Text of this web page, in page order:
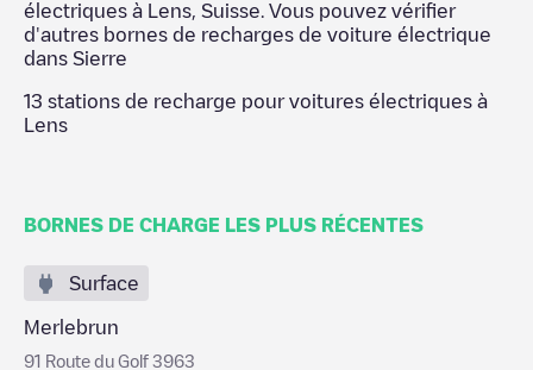
électriques à
Lens Suisse . Vous pouvez vérifier
d'autres bornes de recharges de voiture électrique
dans Sierre
13 stations de recharge pour voitures électriques à
Lens
BORNES DE CHARGE LES PLUS RÉCENTES
Surface
Merlebrun
91 Route du Golf 3963